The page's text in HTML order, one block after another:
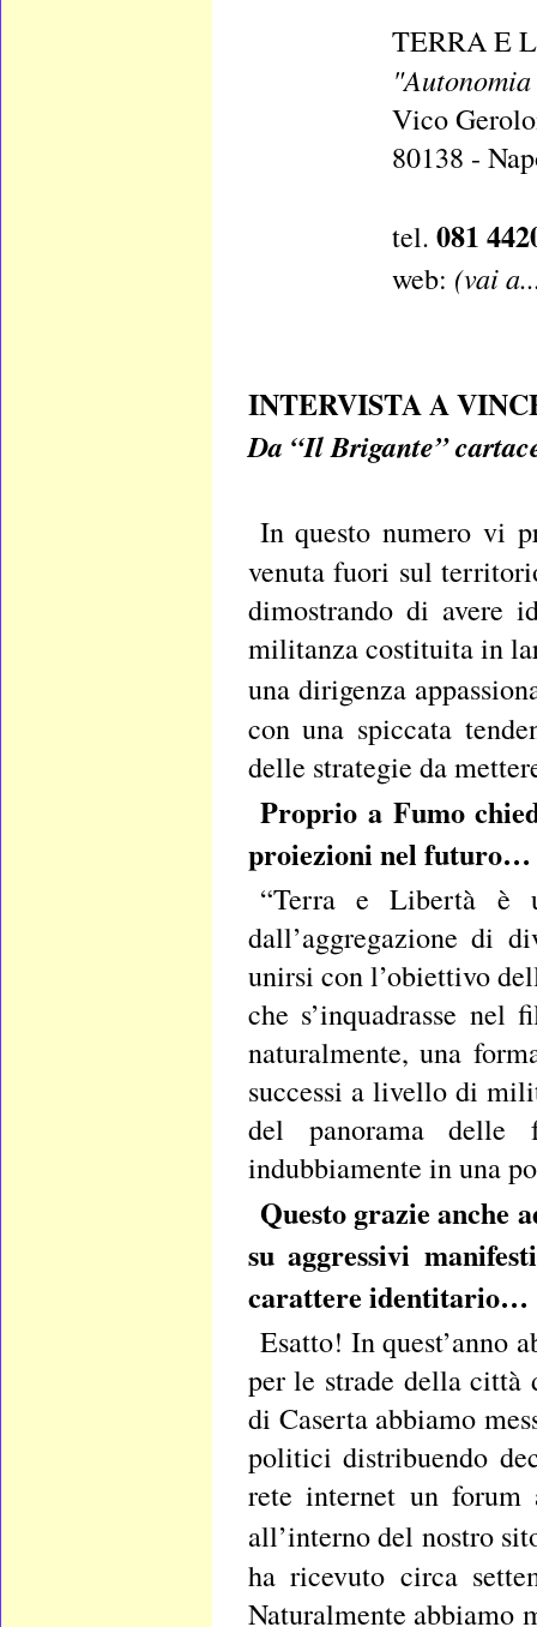
TERRA E
Vico
80138 -
tel. 081
web: (vai
INTERVISTA A
Da “Il Brigante”
In questo numero vi
venuta fuori sul
dimostrando di avere
militanza costituita in
una dirigenza
con una spiccata
delle strategie da
Proprio a Fumo
proiezioni nel futuro…
“Terra e Libertà è
dall’aggregazione di
unirsi con l’obiettivo
che s’inquadrasse
naturalmente, una
successi a livello di
del panorama delle
indubbiamente in una
Questo grazie anche
su aggressivi
carattere identitario…
Esatto! In quest’anno
per le strade della città
di Caserta abbiamo
politici distribuendo
rete internet un forum
all’interno del nostro
ha ricevuto circa
Naturalmente abbiamo